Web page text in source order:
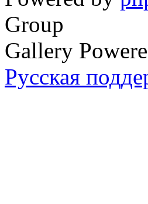
Group
Gallery
Русская